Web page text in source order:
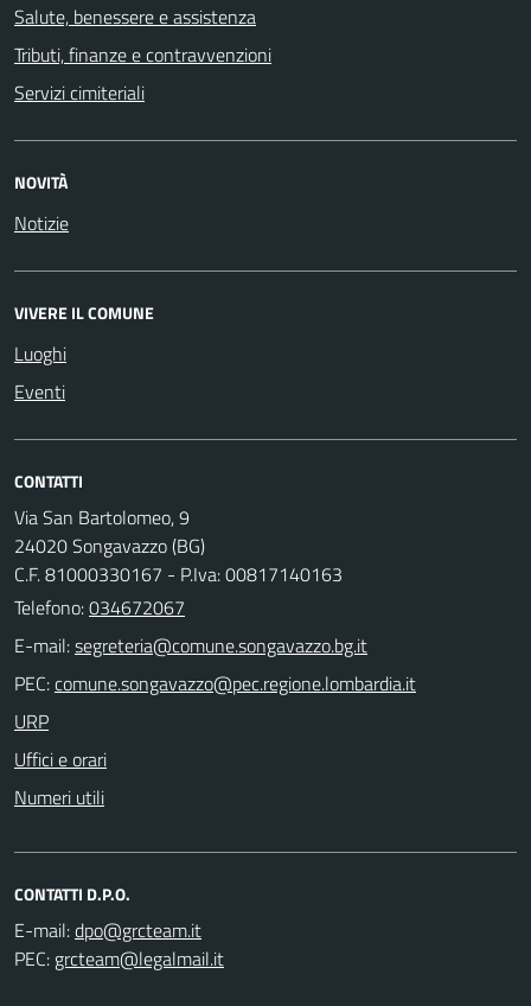
Salute, benessere e assistenza
Tributi, finanze e contravvenzioni
Servizi cimiteriali
NOVITÀ
Notizie
VIVERE IL COMUNE
Luoghi
Eventi
CONTATTI
Via San Bartolomeo, 9
24020 Songavazzo (BG)
C.F. 81000330167 - P.Iva: 00817140163
Telefono:034672067
E-mail:
PEC:
URP
Uffici e orari
Numeri utili
CONTATTI D.P.O.
E-mail:
PEC: